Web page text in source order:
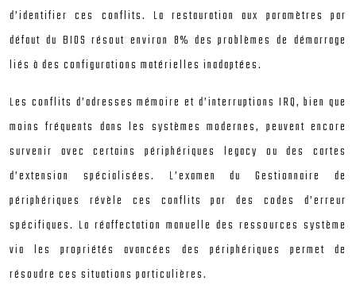
d’identifier ces conflits. La restauration aux paramètres par
défaut du BIOS résout environ 8% des problèmes de démarrage
liés à des configurations matérielles inadaptées.
Les conflits d’adresses mémoire et d’interruptions IRQ, bien que
moins fréquents dans les systèmes modernes, peuvent encore
survenir avec certains périphériques legacy ou des cartes
d’extension spécialisées. L’examen du Gestionnaire de
périphériques révèle ces conflits par des codes d’erreur
spécifiques. La réaffectation manuelle des ressources système
via les propriétés avancées des périphériques permet de
résoudre ces situations particulières.